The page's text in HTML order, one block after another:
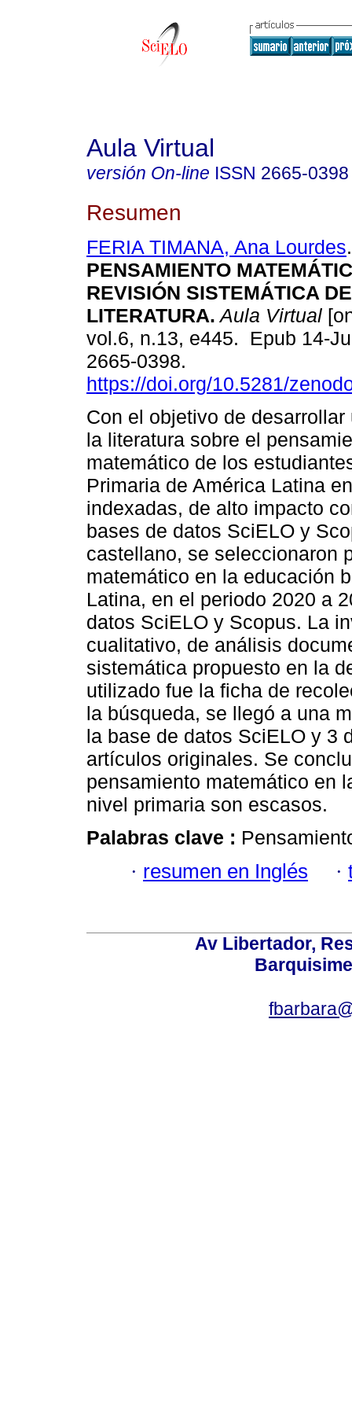
Aula Virtual
versión On-line ISSN 2665-0398
Resumen
FERIA TIMANA, Ana Lourdes.
PENSAMIENTO
REVISIÓN SISTEMÁTICA
LITERATURA. Aula Virtual
vol.6, n.13, e445. Epub 14-
2665-0398.
https://doi.org/10.5281/
Con el objetivo de
la literatura sobre el
matemático de los
Primaria de América Latina
indexadas, de alto impacto
bases de datos SciELO y
castellano, se seleccionaron
matemático en la educación
Latina, en el periodo 2020 a
datos SciELO y Scopus. La
cualitativo, de análisis
sistemática propuesto en la
utilizado fue la ficha de
la búsqueda, se llegó a una
la base de datos SciELO y 3
artículos originales. Se
pensamiento matemático en
nivel primaria son escasos.
Palabras clave :
· resumen en Inglés ·
Av Libertador,